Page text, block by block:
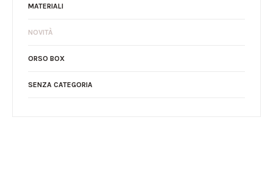
MATERIALI
NOVITÀ
ORSO BOX
SENZA CATEGORIA